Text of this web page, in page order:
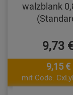
walzblank
9,73
9,15 €
mit Code: